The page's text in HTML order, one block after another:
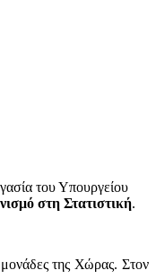
του Υπουργείου
στη Στατιστική.
μονάδες της Χώρας. Στον